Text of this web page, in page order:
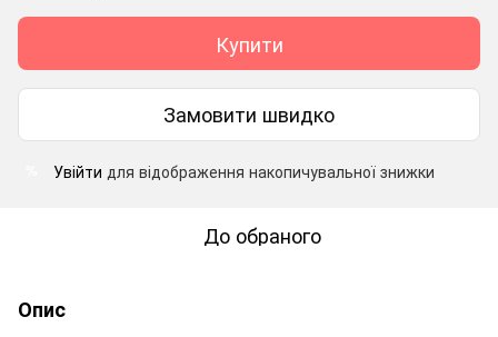
Купити
Замовити швидко
Увійти для відображення накопичувальної знижки
До обраного
Опис